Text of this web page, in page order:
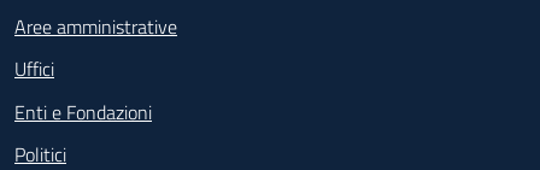
Aree amministrative
Uffici
Enti e Fondazioni
Politici